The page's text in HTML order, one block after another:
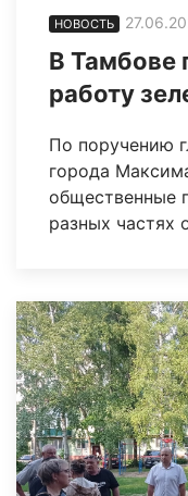
НОВОСТЬ
В Тамбове
работу
По поручению
города
общественные
разных частях